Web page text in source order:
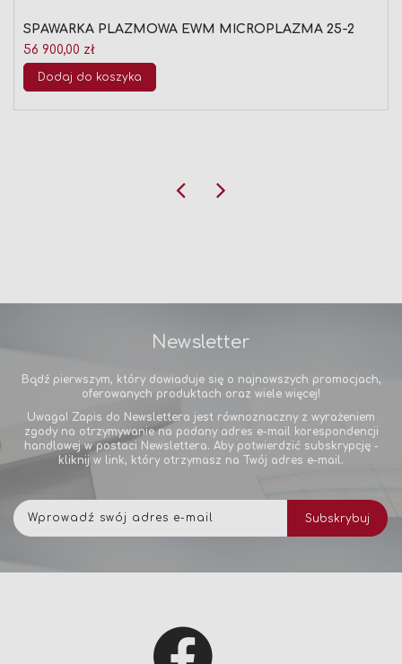
SPAWARKA PLAZMOWA EWM MICROPLAZMA 25-2
56 900,00 zł
Dodaj do koszyka
Newsletter
Bądź pierwszym, który dowiaduje się o najnowszych promocjach,
oferowanych produktach oraz wiele więcej!
Uwaga! Zapis do Newslettera jest równoznaczny z wyrażeniem
zgody na otrzymywanie na podany adres e-mail korespondencji
handlowej w postaci Newslettera. Aby potwierdzić subskrypcję -
kliknij w link, który otrzymasz na Twój adres e-mail.
nasz
newsletter:
Subskrybuj